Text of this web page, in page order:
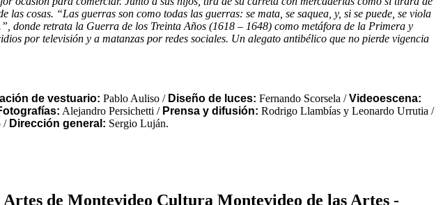
cosas. “Las guerras son como todas las guerras: se mata, se saquea, y, si se puede, se viola
retrata la Guerra de los Treinta Años (1618 – 1648) como metáfora de la Primera y
por televisión y a matanzas por redes sociales. Un alegato antibélico que no pierde vigencia
de vestuario: Pablo Auliso / Diseño de luces: Fernando Scorsela /Videoescena:
Alejandro Persichetti / Prensa y difusión: Rodrigo Llambías y Leonardo Urrutia /
/ Dirección general: Sergio Luján.
de Montevideo Cultura Montevideo de las Artes -